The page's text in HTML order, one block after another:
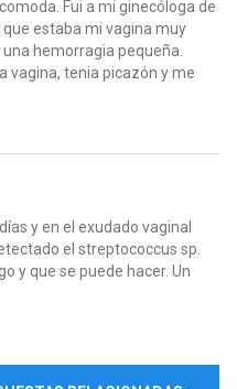
Fui a mi ginecóloga de
que estaba mi vagina muy
hemorragia pequeña.
vagina, tenia picazón y me
y en el exudado vaginal
el streptococcus sp.
y que se puede hacer. Un